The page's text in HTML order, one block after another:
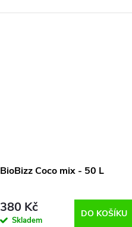
BioBizz Coco mix - 50 L
380 Kč
Skladem
DO KOŠÍKU